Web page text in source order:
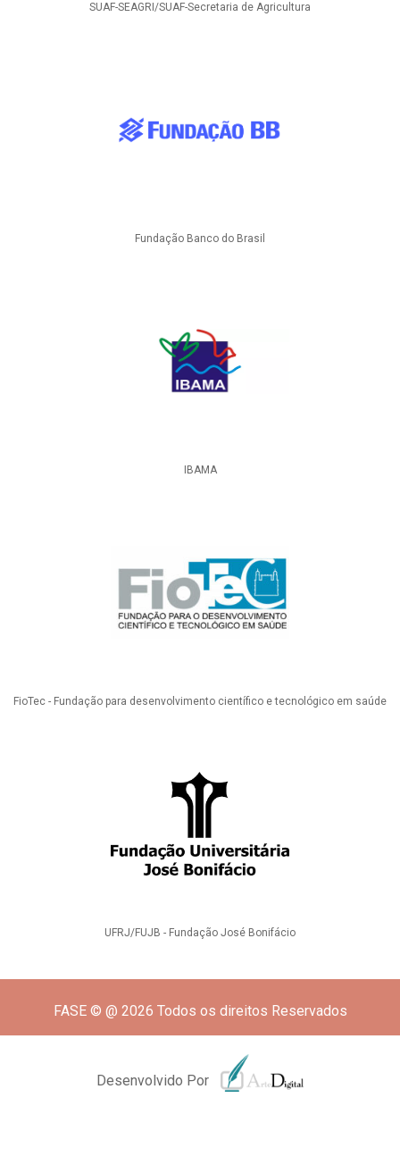
SUAF-SEAGRI/SUAF-Secretaria de Agricultura
Fundação Banco do Brasil
IBAMA
FioTec - Fundação para desenvolvimento científico e tecnológico em saúde
UFRJ/FUJB - Fundação José Bonifácio
FASE © @ 2026 Todos os direitos Reservados
Desenvolvido Por